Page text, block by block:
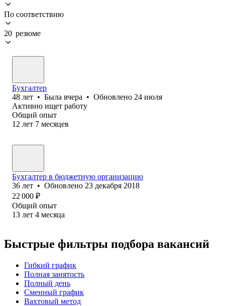
По соответствию
20 резюме
Бухгалтер
48 лет • Была вчера • Обновлено 24 июля
Активно ищет работу
Общий опыт
12 лет 7 месяцев
Бухгалтер в бюджетную организацию
36 лет • Обновлено 23 декабря 2018
22 000 ₽
Общий опыт
13 лет 4 месяца
Быстрые фильтры подбора вакансий
Гибкий график
Полная занятость
Полный день
Сменный график
Вахтовый метод